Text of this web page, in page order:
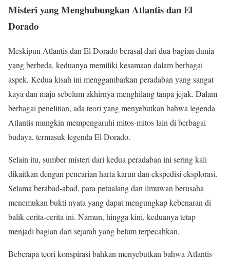
Misteri yang Menghubungkan Atlantis dan El
Dorado
Meskipun Atlantis dan El Dorado berasal dari dua bagian dunia
yang berbeda, keduanya memiliki kesamaan dalam berbagai
aspek. Kedua kisah ini menggambarkan peradaban yang sangat
kaya dan maju sebelum akhirnya menghilang tanpa jejak. Dalam
berbagai penelitian, ada teori yang menyebutkan bahwa legenda
Atlantis mungkin mempengaruhi mitos-mitos lain di berbagai
budaya, termasuk legenda El Dorado.
Selain itu, sumber misteri dari kedua peradaban ini sering kali
dikaitkan dengan pencarian harta karun dan ekspedisi eksplorasi.
Selama berabad-abad, para petualang dan ilmuwan berusaha
menemukan bukti nyata yang dapat mengungkap kebenaran di
balik cerita-cerita ini. Namun, hingga kini, keduanya tetap
menjadi bagian dari sejarah yang belum terpecahkan.
Beberapa teori konspirasi bahkan menyebutkan bahwa Atlantis